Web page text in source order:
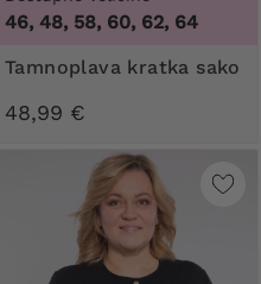
52, 56, 60, 62, 64
46, 48, 58, 60, 62, 64
Tamnoplava kratka sako
48,99 €